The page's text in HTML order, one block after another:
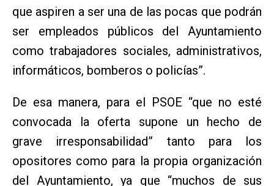
que aspiren a ser una de las pocas que podrán
ser empleados públicos del Ayuntamiento
como trabajadores sociales, administrativos,
informáticos, bomberos o policías”.
De esa manera, para el PSOE “que no esté
convocada la oferta supone un hecho de
grave irresponsabilidad” tanto para los
opositores como para la propia organización
del Ayuntamiento, ya que “muchos de sus